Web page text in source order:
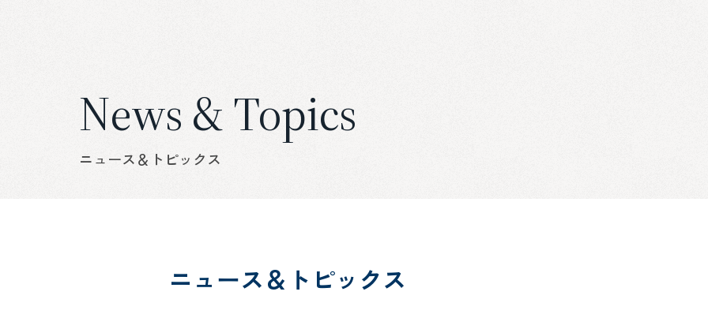
News & Topics
ニュース＆トピックス
ニュース＆トピックス